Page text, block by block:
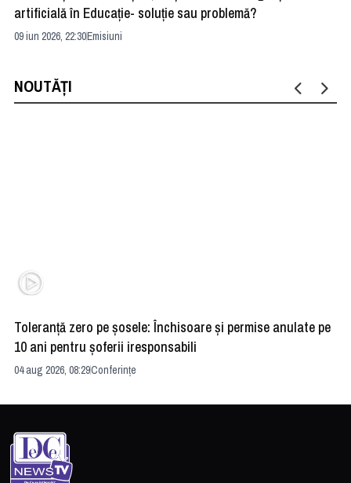
artificială în Educație- soluție sau problemă?
09 iun 2026, 22:30Emisiuni
NOUTĂȚI
Toleranță zero pe șosele: Închisoare și permise anulate pe
10 ani pentru șoferii iresponsabili
04 aug 2026, 08:29Conferințe